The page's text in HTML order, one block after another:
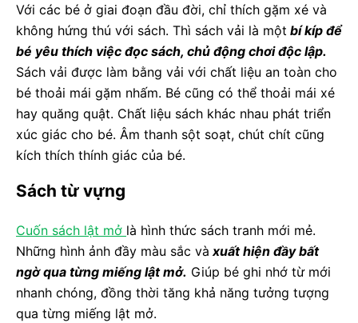
Với các bé ở giai đoạn đầu đời, chỉ thích gặm xé và
không hứng thú với sách. Thì sách vải là một bí kíp để
bé yêu thích việc đọc sách, chủ động chơi độc lập.
Sách vải được làm bằng vải với chất liệu an toàn cho
bé thoải mái gặm nhấm. Bé cũng có thể thoải mái xé
hay quăng quật. Chất liệu sách khác nhau phát triển
xúc giác cho bé. Âm thanh sột soạt, chút chít cũng
kích thích thính giác của bé.
Sách từ vựng
Cuốn sách lật mở là hình thức sách tranh mới mẻ.
Những hình ảnh đầy màu sắc và xuất hiện đầy bất
ngờ qua từng miếng lật mở. Giúp bé ghi nhớ từ mới
nhanh chóng, đồng thời tăng khả năng tưởng tượng
qua từng miếng lật mở.